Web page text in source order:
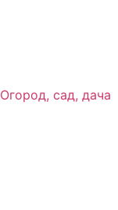
Огород, сад, дача